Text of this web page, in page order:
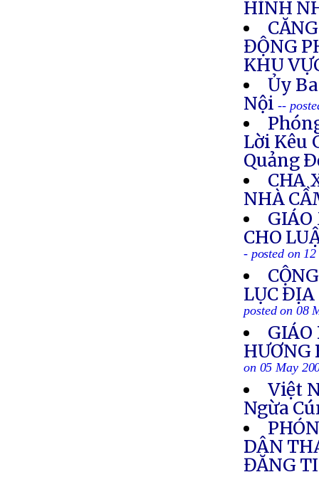
HÌNH
ĐỘNG
KHU
Ủy
Nội--
Lời Kêu
Quảng
CHA
NHÀ
GIÁO
CHO
- posted on
LỤC ĐỊA
posted on 08
HƯƠNG
on 05 May
Việt
Ngừa
DÂN
ĐĂNG